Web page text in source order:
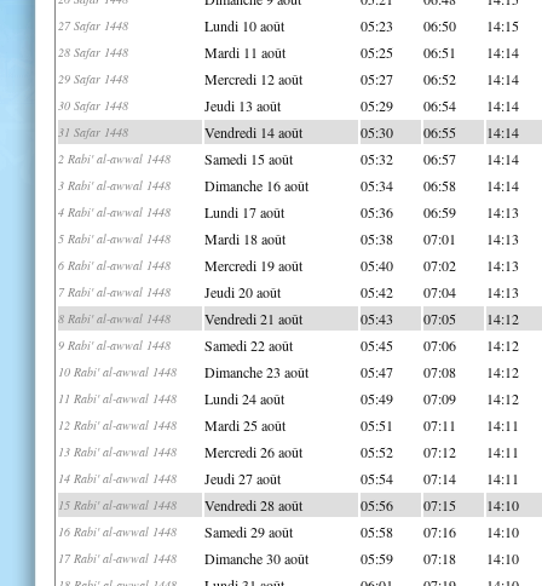
27 Safar 1448 Lundi 10 août 05:23 06:50 14:15
28 Safar 1448 Mardi 11 août 05:25 06:51 14:14
29 Safar 1448 Mercredi 12 août 05:27 06:52 14:14
30 Safar 1448 Jeudi 13 août 05:29 06:54 14:14
31 Safar 1448 Vendredi 14 août 05:30 06:55 14:14
2 Rabi' al-awwal 1448 Samedi 15 août 05:32 06:57 14:14
3 Rabi' al-awwal 1448 Dimanche 16 août 05:34 06:58 14:14
4 Rabi' al-awwal 1448 Lundi 17 août 05:36 06:59 14:13
5 Rabi' al-awwal 1448 Mardi 18 août 05:38 07:01 14:13
6 Rabi' al-awwal 1448 Mercredi 19 août 05:40 07:02 14:13
7 Rabi' al-awwal 1448 Jeudi 20 août 05:42 07:04 14:13
8 Rabi' al-awwal 1448 Vendredi 21 août 05:43 07:05 14:12
9 Rabi' al-awwal 1448 Samedi 22 août 05:45 07:06 14:12
10 Rabi' al-awwal 1448 Dimanche 23 août 05:47 07:08 14:12
11 Rabi' al-awwal 1448 Lundi 24 août 05:49 07:09 14:12
12 Rabi' al-awwal 1448 Mardi 25 août 05:51 07:11 14:11
13 Rabi' al-awwal 1448 Mercredi 26 août 05:52 07:12 14:11
14 Rabi' al-awwal 1448 Jeudi 27 août 05:54 07:14 14:11
15 Rabi' al-awwal 1448 Vendredi 28 août 05:56 07:15 14:10
16 Rabi' al-awwal 1448 Samedi 29 août 05:58 07:16 14:10
17 Rabi' al-awwal 1448 Dimanche 30 août 05:59 07:18 14:10